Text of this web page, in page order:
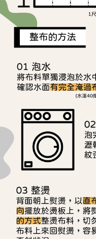
恩沛科技股份有限公司將有權